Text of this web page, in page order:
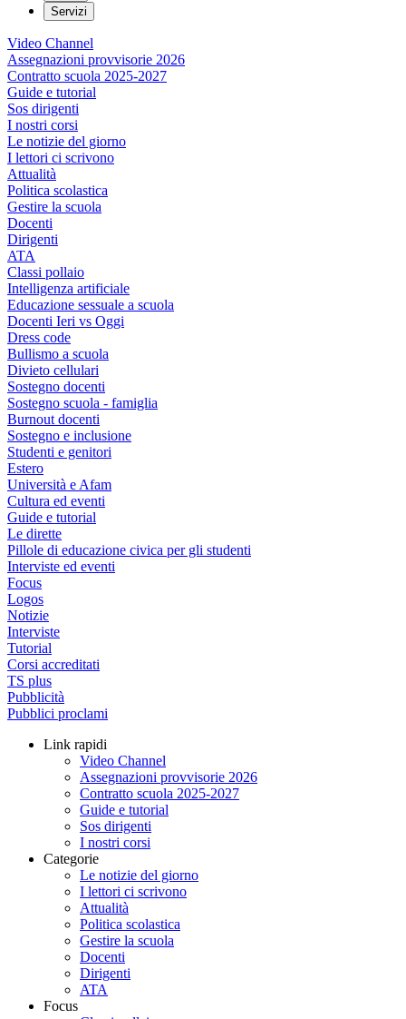
Servizi
Video Channel
Assegnazioni provvisorie 2026
Contratto scuola 2025-2027
Guide e tutorial
Sos dirigenti
I nostri corsi
Le notizie del giorno
I lettori ci scrivono
Attualità
Politica scolastica
Gestire la scuola
Docenti
Dirigenti
ATA
Classi pollaio
Intelligenza artificiale
Educazione sessuale a scuola
Docenti Ieri vs Oggi
Dress code
Bullismo a scuola
Divieto cellulari
Sostegno docenti
Sostegno scuola - famiglia
Burnout docenti
Sostegno e inclusione
Studenti e genitori
Estero
Università e Afam
Cultura ed eventi
Guide e tutorial
Le dirette
Pillole di educazione civica per gli studenti
Interviste ed eventi
Focus
Logos
Notizie
Interviste
Tutorial
Corsi accreditati
TS plus
Pubblicità
Pubblici proclami
Link rapidi
Video Channel
Assegnazioni provvisorie 2026
Contratto scuola 2025-2027
Guide e tutorial
Sos dirigenti
I nostri corsi
Categorie
Le notizie del giorno
I lettori ci scrivono
Attualità
Politica scolastica
Gestire la scuola
Docenti
Dirigenti
ATA
Focus